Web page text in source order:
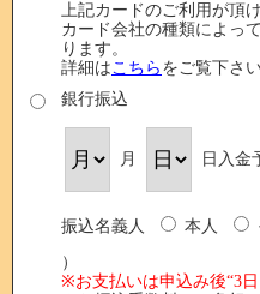
上記カードのご利用が頂け
カード会社の種類によっ
ります。
詳細はこちら をご覧下さい
銀行振込
月 日入金
振込名義人 本人
）
※お支払いは申込み後“3日